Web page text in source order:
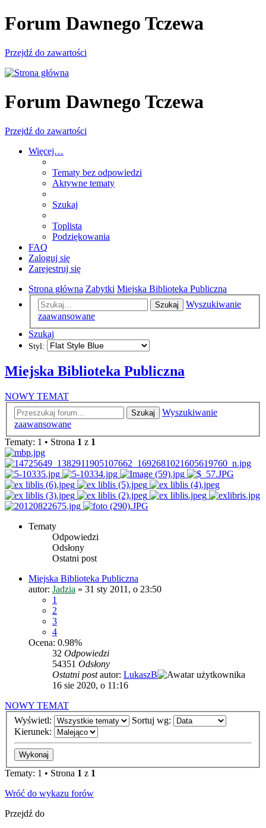
Forum Dawnego Tczewa
Przejdź do zawartości
Forum Dawnego Tczewa
Przejdź do zawartości
Więcej…
Tematy bez odpowiedzi
Aktywne tematy
Szukaj
Toplista
Podziękowania
FAQ
Zaloguj się
Zarejestruj się
Strona główna Zabytki Miejska Biblioteka Publiczna
Szukaj
Wyszukiwanie
zaawansowane
Szukaj
Styl:
Miejska Biblioteka Publiczna
NOWY TEMAT
Szukaj
Wyszukiwanie
zaawansowane
Tematy: 1 • Strona 1 z 1
Tematy
Odpowiedzi
Odsłony
Ostatni post
Miejska Biblioteka Publiczna
autor: Jadzia » 31 sty 2011, o 23:50
1
2
3
4
Ocena: 0.98%
32 Odpowiedzi
54351 Odsłony
Ostatni postautor: LukaszB
16 sie 2020, o 11:16
NOWY TEMAT
Wyświetl:
Sortuj wg:
Kierunek:
Tematy: 1 • Strona 1 z 1
Wróć do wykazu forów
Przejdź do